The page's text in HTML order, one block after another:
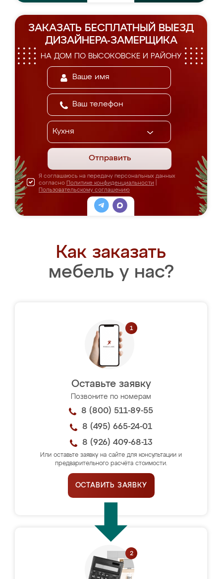
ЗАКАЗАТЬ БЕСПЛАТНЫЙ ВЫЕЗД
ДИЗАЙНЕРА-ЗАМЕРЩИКА
НА ДОМ ПО ВЫСОКОВСКЕ И РАЙОНУ
Отправить
Я соглашаюсь на передачу персональных данных
согласно Политике конфиденциальности
Пользовательскому соглашению
Как заказать
мебель у нас?
Оставьте заявку
Позвоните по номерам
8 (800) 511-89-55
8 (495) 665-24-01
8 (926) 409-68-13
Или оставьте заявку на сайте для консультации и
предварительного расчёта стоимости.
ОСТАВИТЬ ЗАЯВКУ